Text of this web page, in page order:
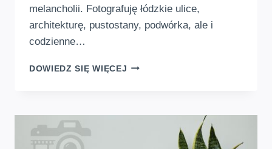
melancholii. Fotografuję łódzkie ulice,
architekturę, pustostany, podwórka, ale i
codzienne…
DOWIEDZ SIĘ WIĘCEJ FOTOGRAF
DOKUMENTUJĄCY